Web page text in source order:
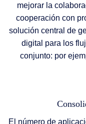
mejorar la
cooperación con
solución central de
digital para los
conjunto: por
El número de